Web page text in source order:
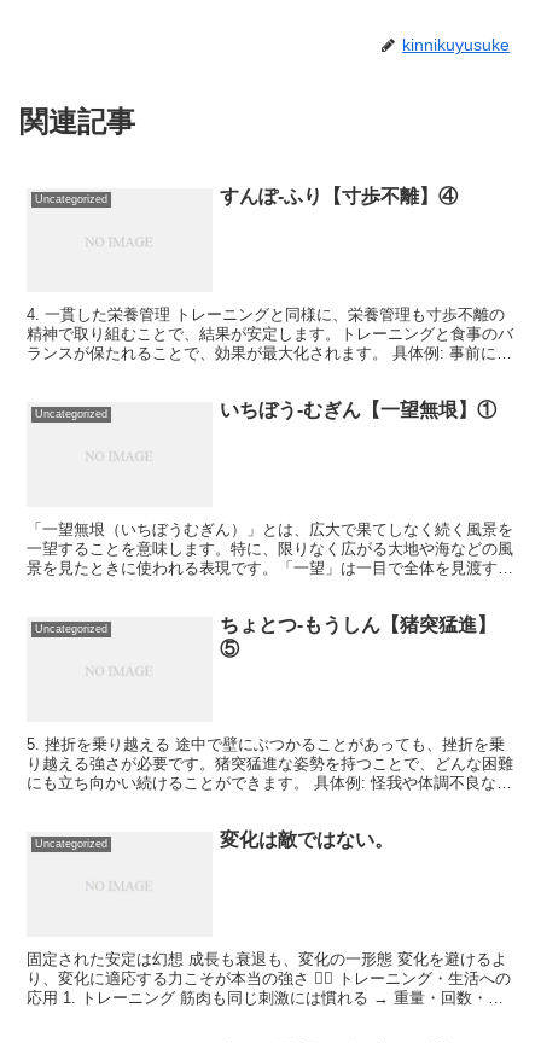
kinnikuyusuke
関連記事
Uncategorized すんぽ-ふり【寸歩不離】④
4. 一貫した栄養管理 トレーニングと同様に、栄養管理も寸歩不離の
精神で取り組むことで、結果が安定します。トレーニングと食事のバ
ランスが保たれることで、効果が最大化されます。 具体例: 事前に計
Uncategorized いちぼう-むぎん【一望無垠】①
「一望無垠（いちぼうむぎん）」とは、広大で果てしなく続く風景を
一望することを意味します。特に、限りなく広がる大地や海などの風
景を見たときに使われる表現です。「一望」は一目で全体を見渡すこ
Uncategorized
ちょとつ-もうしん【猪突猛進】
⑤
5. 挫折を乗り越える 途中で壁にぶつかることがあっても、挫折を乗
り越える強さが必要です。猪突猛進な姿勢を持つことで、どんな困難
にも立ち向かい続けることができます。 具体例: 怪我や体調不良など
Uncategorized 変化は敵ではない。
固定された安定は幻想 成長も衰退も、変化の一形態 変化を避けるよ
り、変化に適応する力こそが本当の強さ 🏋️‍♂️ トレーニング・生活への
応用 1. トレーニング 筋肉も同じ刺激には慣れる → 重量・回数・種